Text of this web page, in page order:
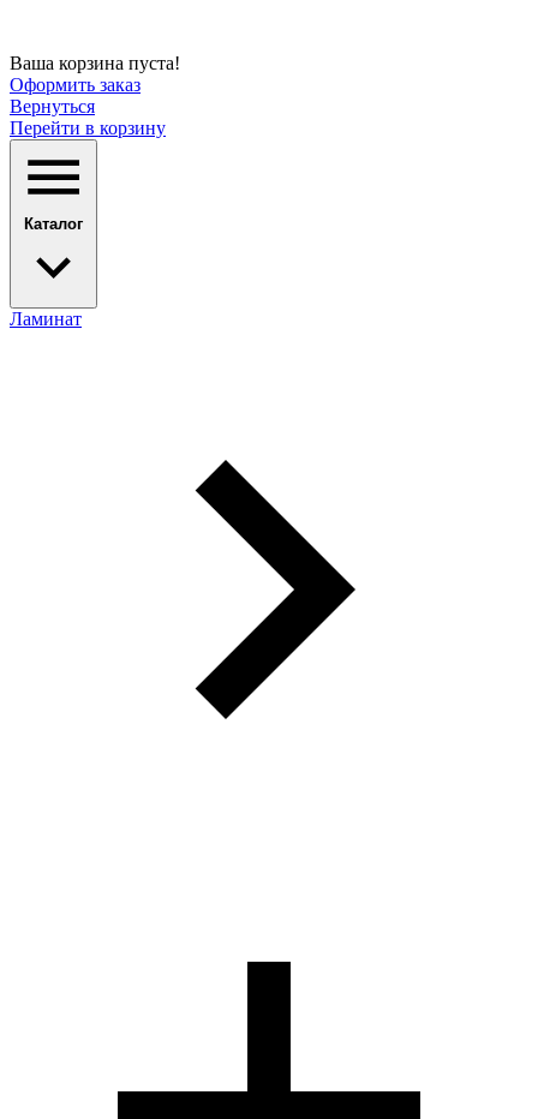
Ваша корзина пуста!
Оформить заказ
Вернуться
Перейти в корзину
Каталог
Ламинат